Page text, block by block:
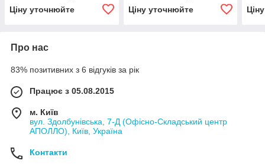
Ціну уточнюйте
Ціну уточнюйте
Про нас
83% позитивних з 6 відгуків за рік
Працює з 05.08.2015
м. Київ
вул. Здолбунівська, 7-Д (Офісно-Складський центр
АПОЛЛО), Київ, Україна
Контакти